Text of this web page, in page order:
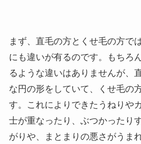
まず、直毛の方とくせ毛の方で
にも違いが有るのです。もちろ
るような違いはありませんが、
な円の形をしていて、くせ毛の
す。これによりできたうねりや
士が重なったり、ぶつかったり
がりや、まとまりの悪さがうま